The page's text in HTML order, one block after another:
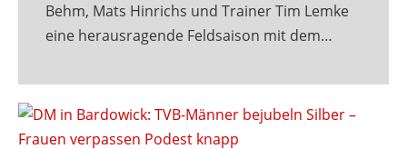
Behm, Mats Hinrichs und Trainer Tim Lemke
eine herausragende Feldsaison mit dem…